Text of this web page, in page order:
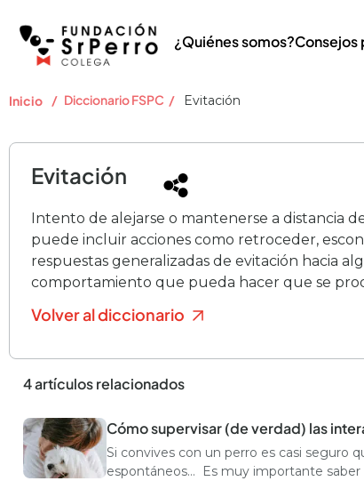
¿Quiénes somos?Consejos
Inicio / Diccionario FSPC / Evitación
Evitación
Intento de alejarse o mantenerse a distancia
puede incluir acciones como retroceder,
respuestas generalizadas de evitación hacia
comportamiento que pueda hacer que se
Volver al diccionario
4 artículos relacionados
Cómo supervisar (de verdad) las
Si convives con un perro es casi seguro
espontáneos… Es muy importante saber